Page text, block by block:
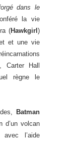
dans le
la vie
(Hawkgirl)
et une vie
Carter Hall
règne le
Batman
d’un volcan
l’aide